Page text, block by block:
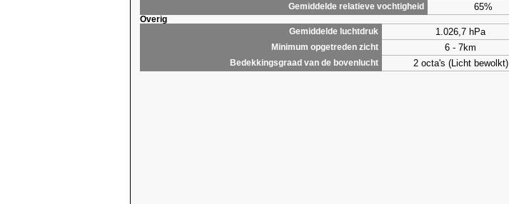
Gemiddelde relatieve vochtigheid 65%
Overig
Gemiddelde luchtdruk
1.026,7 hPa
Minimum opgetreden zicht 6 - 7km
Bedekkingsgraad van de bovenlucht 2 octa's (Licht bewolkt)